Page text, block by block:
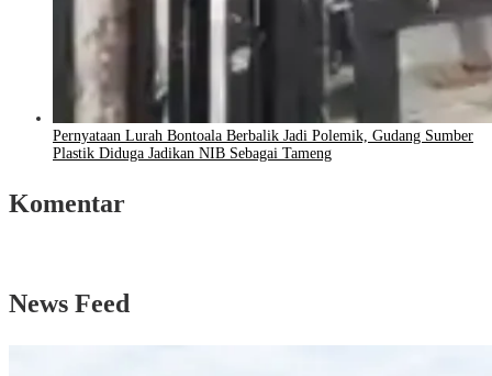
Pernyataan Lurah Bontoala Berbalik Jadi Polemik, Gudang Sumber
Plastik Diduga Jadikan NIB Sebagai Tameng
Komentar
News Feed